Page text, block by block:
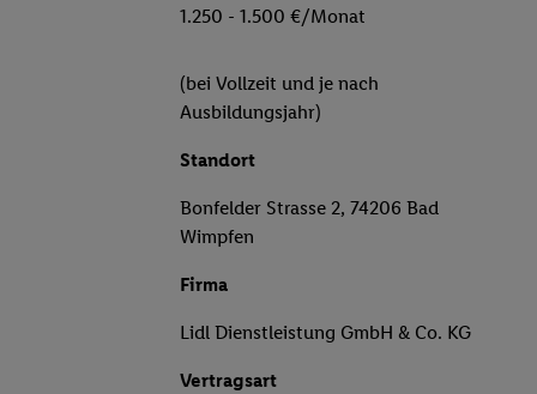
1.250 - 1.500 €/Monat
(bei Vollzeit und je nach
Ausbildungsjahr)
Standort
Bonfelder Strasse 2, 74206 Bad
Wimpfen
Firma
Lidl Dienstleistung GmbH & Co. KG
Vertragsart